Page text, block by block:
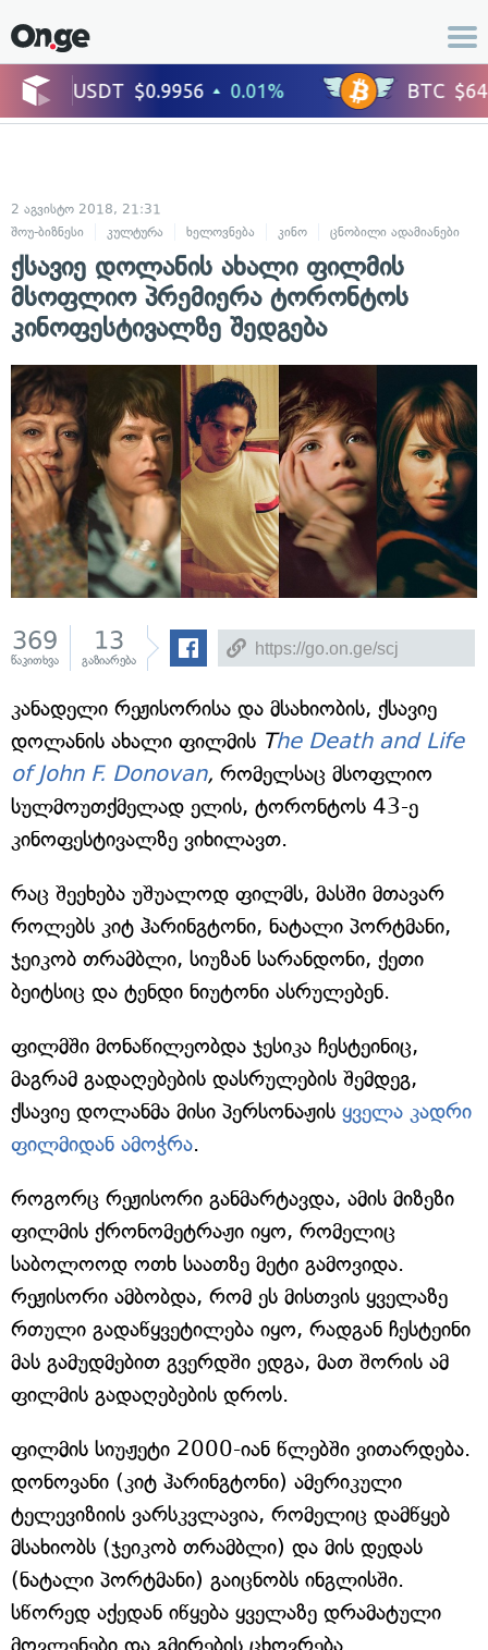
2 აგვისტო 2018, 21:31
შოუ-ბიზნესი
კულტურა ხელოვნება კინო ცნობილი ადამიანები
ქსავიე დოლანის ახალი ფილმის
მსოფლიო პრემიერა ტორონტოს
კინოფესტივალზე შედგება
369
წაკითხვა
13
გაზიარება
კანადელი რეჟისორისა და მსახიობის, ქსავიე
დოლანის ახალი ფილმის The Death and Life
of John F. Donovan, რომელსაც მსოფლიო
სულმოუთქმელად ელის, ტორონტოს 43-ე
კინოფესტივალზე ვიხილავთ.
რაც შეეხება უშუალოდ ფილმს, მასში მთავარ
როლებს კიტ ჰარინგტონი, ნატალი პორტმანი,
ჯეიკობ თრამბლი, სიუზან სარანდონი, ქეთი
ბეიტსიც და ტენდი ნიუტონი ასრულებენ.
ფილმში მონაწილეობდა ჯესიკა ჩესტეინიც,
მაგრამ გადაღებების დასრულების შემდეგ,
ქსავიე დოლანმა მისი პერსონაჟის ყველა კადრი
ფილმიდან ამოჭრა.
როგორც რეჟისორი განმარტავდა, ამის მიზეზი
ფილმის ქრონომეტრაჟი იყო, რომელიც
საბოლოოდ ოთხ საათზე მეტი გამოვიდა.
რეჟისორი ამბობდა, რომ ეს მისთვის ყველაზე
რთული გადაწყვეტილება იყო, რადგან ჩესტეინი
მას გამუდმებით გვერდში ედგა, მათ შორის ამ
ფილმის გადაღებების დროს.
ფილმის სიუჟეტი 2000-იან წლებში ვითარდება.
დონოვანი (კიტ ჰარინგტონი) ამერიკული
ტელევიზიის ვარსკვლავია, რომელიც დამწყებ
მსახიობს (ჯეიკობ თრამბლი) და მის დედას
(ნატალი პორტმანი) გაიცნობს ინგლისში.
სწორედ აქედან იწყება ყველაზე დრამატული